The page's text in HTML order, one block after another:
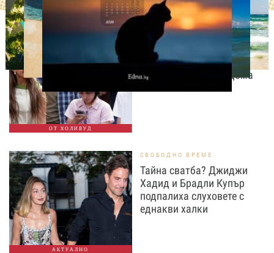
ОТ ХОЛИВУД
СВОБОДНО ВРЕМЕ
Дженифър Лопес събира
спомени с близнаците си
преди да напуснат дома
АКТУАЛНО
СВОБОДНО ВРЕМЕ
Тайна сватба? Джиджи
Хадид и Брадли Купър
подпалиха слуховете с
еднакви халки